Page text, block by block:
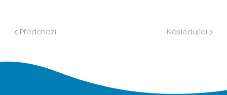
Předchozí Následující